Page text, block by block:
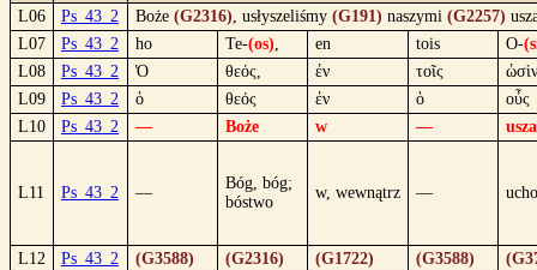
L06
Ps_43_2 Boże (G2316), usłyszeliśmy (G191) naszymi (G2257)
L07
Ps_43_2 ho Te-(os), en tois O-
L08
Ps_43_2 Ὁ θεός, ἐν τοῖς
ὠσὶν
L09
Ps_43_2 ὁ θεός ἐν ὁ
οὖς
L10
Ps_43_2 — Boże w —
L11 Ps_43_2 —
Bóg, bóg;
bóstwo
w, wewnątrz — ucho
L12 Ps_43_2 (G3588) (G2316) (G1722) (G3588)